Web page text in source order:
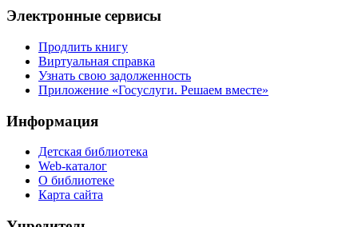
Электронные сервисы
Продлить книгу
Виртуальная справка
Узнать свою задолженность
Приложение «Госуслуги. Решаем вместе»
Информация
Детская библиотека
Web-каталог
О библиотеке
Карта сайта